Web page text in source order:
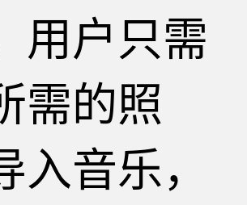
用户只需
需的照
入音乐，